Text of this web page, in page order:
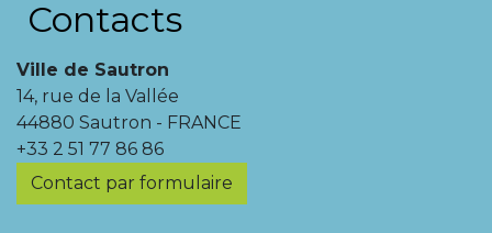
Contacts
Ville de Sautron
14, rue de la Vallée
44880 Sautron - FRANCE
+33 2 51 77 86 86
Contact par formulaire